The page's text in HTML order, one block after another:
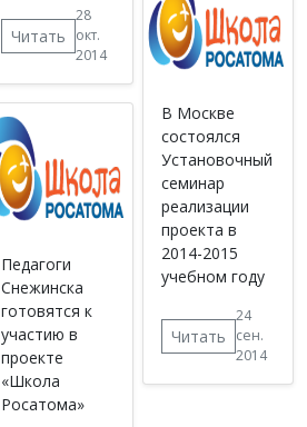
Читать
28
окт.
2014
Педагоги
Снежинска
готовятся к
участию в
проекте
«Школа
Росатома»
В Москве
состоялся
Установочный
семинар
реализации
проекта в
2014-2015
учебном году
Читать
24
сен.
2014